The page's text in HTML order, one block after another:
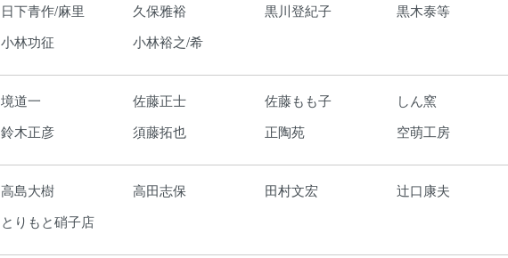
日下青作/麻里 久保雅裕 黒川登紀子 黒木泰等
小林功征 小林裕之/希
境道一 佐藤正士 佐藤もも子 しん窯
鈴木正彦 須藤拓也 正陶苑 空萌工房
高島大樹 高田志保 田村文宏 辻口康夫
とりもと硝子店